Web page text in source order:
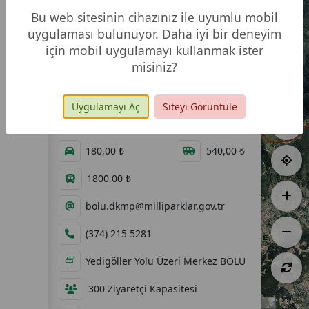
09:00 - 18:00 60,00 ₺
60,00 ₺ 120,00 ₺
180,00 ₺ 540,00 ₺
1800,00 ₺
bolu.dkmp@milliparklar.gov.tr
(374) 215 5281
Yedigöller Yolu Üzeri Merkez BOLU
300 Ziyaretçi Kapasitesi
Kale Bolu Fındığı Tabiatı Koruma Alanı
Ayıkayası Tabiat Parkı
Bu web sitesinin cihazınız ile uyumlu mobil
uygulaması bulunuyor. Daha iyi bir deneyim
için mobil uygulamayı kullanmak ister
misiniz?
Uygulamayı Aç Siteyi Görüntüle